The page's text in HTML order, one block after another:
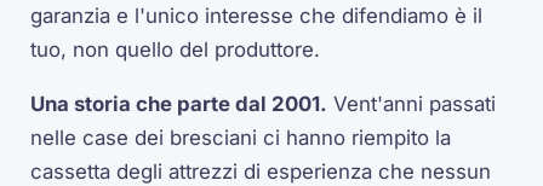
garanzia e l'unico interesse che difendiamo è il
tuo, non quello del produttore.
Una storia che parte dal 2001. Vent'anni passati
nelle case dei bresciani ci hanno riempito la
cassetta degli attrezzi di esperienza che nessun